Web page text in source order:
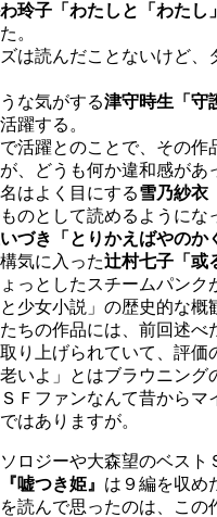
玲子「わたしと「わたし
。
は読んだことないけど、
な気がする津守時生「守
躍する。
活躍とのことで、その作
、どうも何か違和感が
はよく目にする雪乃紗衣
のとして読めるようにな
づき「とりかえばやのか
気に入った辻村七子「或
っとしたスチームパンク
少女小説」の歴史的な概
ちの作品には、前回述べ
り上げられていて、評
いよ」とはブラウニン
Ｆファンなんて昔からマ
はありますが。
ロジーや大森望のベスト
嘘つき姫』 は９編を収め
読んで思ったのは、この